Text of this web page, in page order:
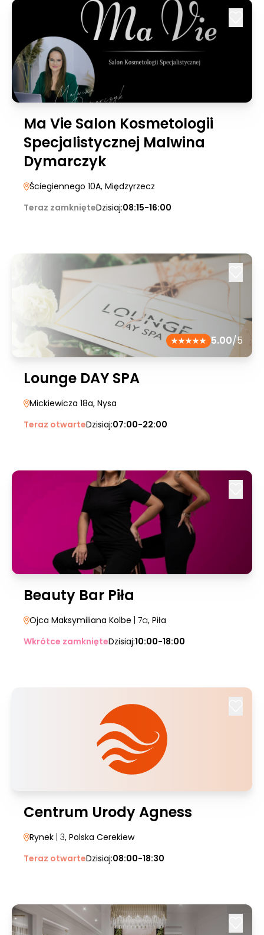
Ma Vie Salon Kosmetologii
Specjalistycznej Malwina
Dymarczyk
Ściegiennego 10A, Międzyrzecz
Teraz zamknięteDzisiaj:08:15-16:00
5.00/5
Lounge DAY SPA
Mickiewicza 18a, Nysa
Teraz otwarteDzisiaj:07:00-22:00
Beauty Bar Piła
Ojca Maksymiliana Kolbe | 7a, Piła
Wkrótce zamknięteDzisiaj:10:00-18:00
Centrum Urody Agness
Rynek | 3, Polska Cerekiew
Teraz otwarteDzisiaj:08:00-18:30